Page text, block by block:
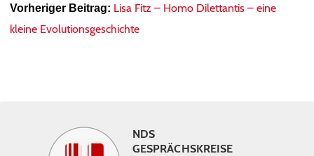
Vorheriger Beitrag: Lisa Fitz – Homo Dilettantis – eine
kleine Evolutionsgeschichte
NDS
GESPRÄCHSKREISE